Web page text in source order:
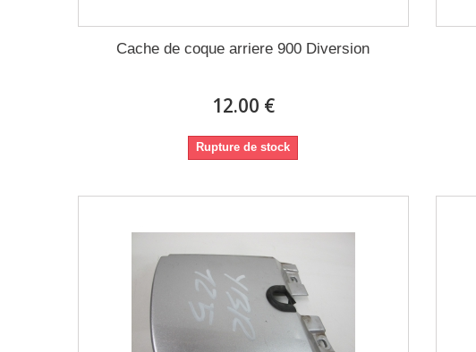
Cache de coque arriere 900 Diversion
12.00 €
Rupture de stock